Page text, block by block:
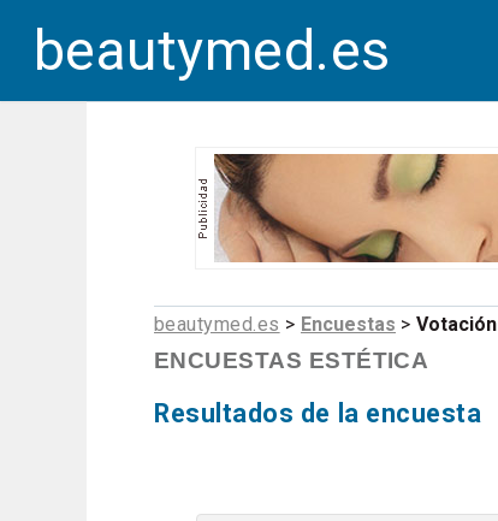
beautymed.es
beautymed.es > Encuestas >Votación
ENCUESTAS ESTÉTICA
Resultados de la encuesta